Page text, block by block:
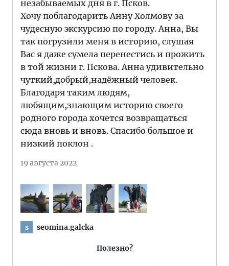
незабываемых дня в г. Псков.
Хочу поблагодарить Анну Холмову за
чудесную экскурсию по городу. Анна, Вы
так погрузили меня в историю, слушая
Вас я даже сумела перенестись и прожить
в той жизни г. Пскова. Анна удивительно
чуткий,добрый,надёжный человек.
Благодаря таким людям,
любящим,знающим историю своего
родного города хочется возвращаться
сюда вновь и вновь. Спасибо большое и
низкий поклон .
19 августа 2022
s seomina.galcka
Полезно?